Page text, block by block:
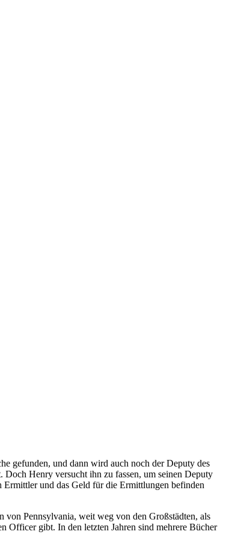
gefunden, und dann wird auch noch der Deputy des
Henry versucht ihn zu fassen, um seinen Deputy
Ermittler und das Geld für die Ermittlungen befinden
Pennsylvania, weit weg von den Großstädten, als
Officer gibt. In den letzten Jahren sind mehrere Bücher